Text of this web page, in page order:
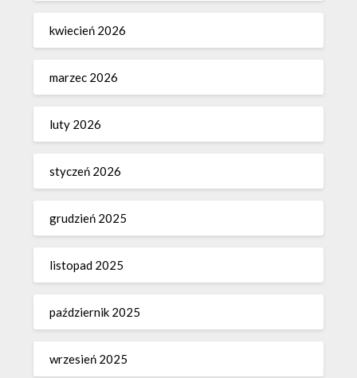
kwiecień 2026
marzec 2026
luty 2026
styczeń 2026
grudzień 2025
listopad 2025
październik 2025
wrzesień 2025